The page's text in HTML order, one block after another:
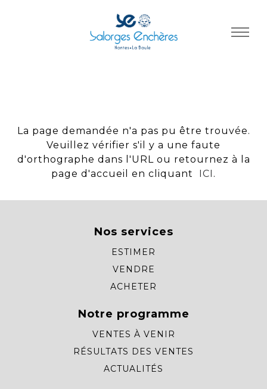
La page demandée n'a pas pu être trouvée.
Veuillez vérifier s'il y a une faute
d'orthographe dans l'URL ou retournez à la
page d'accueil en cliquant
ICI .
Nos services
ESTIMER
VENDRE
ACHETER
Notre programme
VENTES À VENIR
RÉSULTATS DES VENTES
ACTUALITÉS